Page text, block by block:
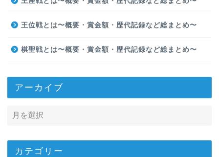
王位戦とは〜概要・賞金額・歴代記録など総まとめ〜
棋聖戦とは〜概要・賞金額・歴代記録など総まとめ〜
アーカイブ
カテゴリー